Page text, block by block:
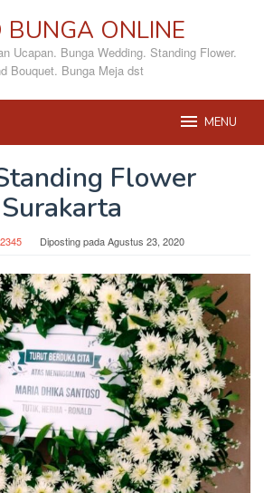
BUNGA ONLINE
Ucapan. Bunga Wedding. Standing Flower.
Bouquet. Bunga Meja dst
MENU
Flower
Surakarta
Diposting padaAgustus 23, 2020